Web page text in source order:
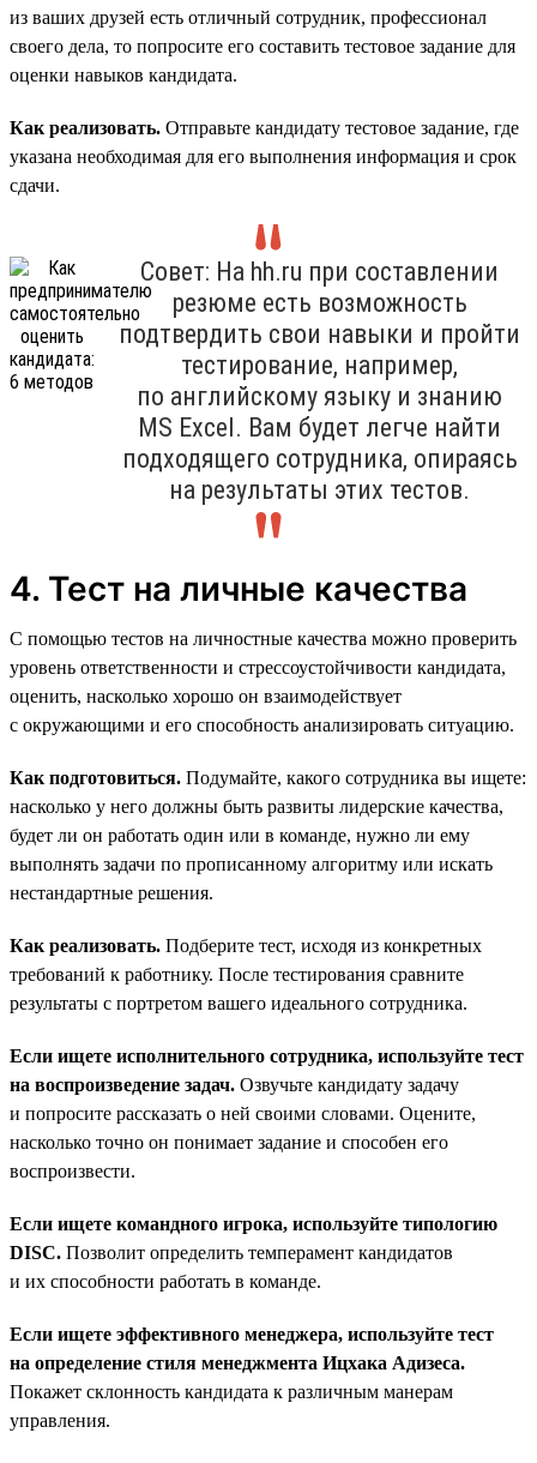
из ваших друзей есть отличный сотрудник, профессионал
своего дела, то попросите его составить тестовое задание для
оценки навыков кандидата.
Как реализовать. Отправьте кандидату тестовое задание, где
указана необходимая для его выполнения информация и срок
сдачи.
Совет: На hh.ru при составлении
резюме есть возможность
подтвердить свои навыки и пройти
тестирование, например,
по английскому языку и знанию
MS Excel. Вам будет легче найти
подходящего сотрудника, опираясь
на результаты этих тестов.
4. Тест на личные качества
С помощью тестов на личностные качества можно проверить
уровень ответственности и стрессоустойчивости кандидата,
оценить, насколько хорошо он взаимодействует
с окружающими и его способность анализировать ситуацию.
Как подготовиться. Подумайте, какого сотрудника вы ищете:
насколько у него должны быть развиты лидерские качества,
будет ли он работать один или в команде, нужно ли ему
выполнять задачи по прописанному алгоритму или искать
нестандартные решения.
Как реализовать. Подберите тест, исходя из конкретных
требований к работнику. После тестирования сравните
результаты с портретом вашего идеального сотрудника.
Если ищете исполнительного сотрудника, используйте тест
на воспроизведение задач. Озвучьте кандидату задачу
и попросите рассказать о ней своими словами. Оцените,
насколько точно он понимает задание и способен его
воспроизвести.
Если ищете командного игрока, используйте типологию
DISC. Позволит определить темперамент кандидатов
и их способности работать в команде.
Если ищете эффективного менеджера, используйте тест
на определение стиля менеджмента Ицхака Адизеса.
Покажет склонность кандидата к различным манерам
управления.